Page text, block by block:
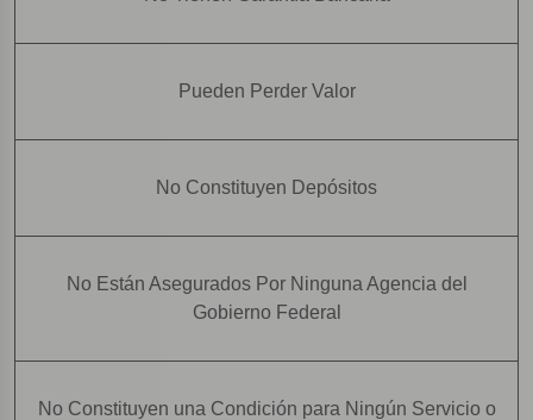
Pueden Perder Valor
No Constituyen Depósitos
No Están Asegurados Por Ninguna Agencia del
Gobierno Federal
No Constituyen una Condición para Ningún Servicio o